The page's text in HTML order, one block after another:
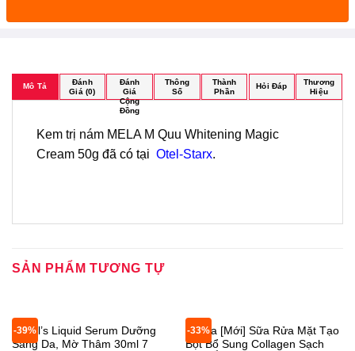
Mô Tả
Đánh
Giá (0)
Đánh
Giá
Cộng
Đồng
Thông
Số
Thành
Phần
Hỏi Đáp
Thương
Hiệu
Kem trị nám MELA M Quu Whitening Magic
Cream 50g đã có tại Otel-Starx.
SẢN PHẨM TƯƠNG TỰ
-39%
Angel’s Liquid Serum Dưỡng
Sáng Da, Mờ Thâm 30ml 7
-33%
Senka [Mới] Sữa Rửa Mặt Tạo
Bọt Bổ Sung Collagen Sạch